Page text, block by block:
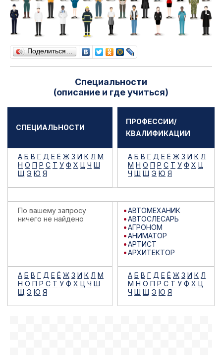
Поделиться…
Специальности
(описание и где учиться)
СПЕЦИАЛЬНОСТИ
ПРОФЕССИИ/
КВАЛИФИКАЦИИ
А Б В Г Д Е Ё Ж З И К Л М
Н О П Р С Т У Ф Х Ц Ч Ш
Щ Э Ю Я
А Б В Г Д Е Ё Ж З И К Л
М Н О П Р С Т У Ф Х Ц
Ч Ш Щ Э Ю Я
По вашему запросу
ничего не найдено
АВТОМЕХАНИК
АВТОСЛЕСАРЬ
АГРОНОМ
АНИМАТОР
АРТИСТ
АРХИТЕКТОР
А Б В Г Д Е Ё Ж З И К Л М
Н О П Р С Т У Ф Х Ц Ч Ш
Щ Э Ю Я
А Б В Г Д Е Ё Ж З И К Л
М Н О П Р С Т У Ф Х Ц
Ч Ш Щ Э Ю Я